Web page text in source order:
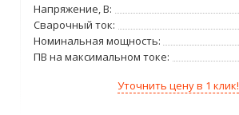
Напряжение, В:
Сварочный ток:
Номинальная мощность:
ПВ на максимальном токе:
Уточнить цену в 1 клик!